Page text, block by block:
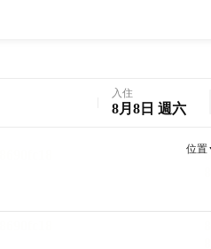
入住
8月8日 週六
位置